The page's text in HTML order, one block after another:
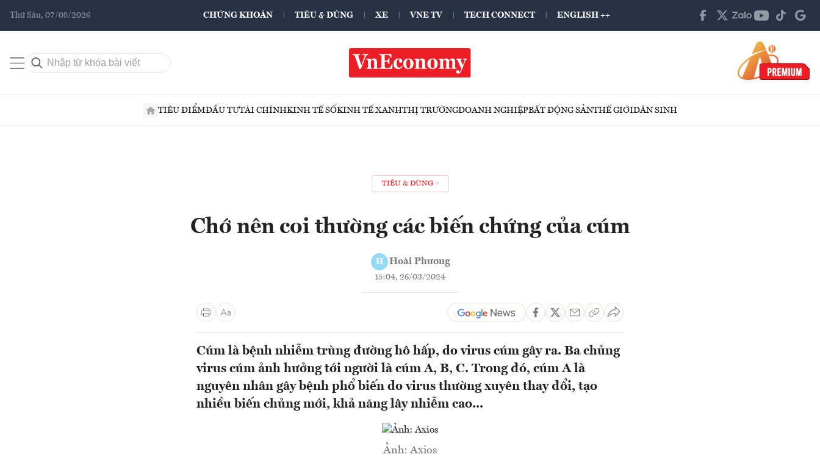
Thứ Sáu, 07/08/2026 CHỨNG KHOÁN TIÊU & DÙNG XE VNE TV TECH CONNECT ENGLISH ++
TIÊU ĐIỂMĐẦU TƯTÀI CHÍNHKINH TẾ SỐKINH TẾ XANHTHỊ TRƯỜNGDOANH NGHIỆPBẤT ĐỘNG SẢNTHẾ GIỚIDÂN SINH
TIÊU & DÙNG
Chớ nên coi thường các biến chứng của cúm
H Hoài Phương
15:04, 26/03/2024
Cúm là bệnh nhiễm trùng đường hô hấp, do virus cúm gây ra. Ba chủng
virus cúm ảnh hưởng tới người là cúm A, B, C. Trong đó, cúm A là
nguyên nhân gây bệnh phổ biến do virus thường xuyên thay đổi, tạo
nhiều biến chủng mới, khả năng lây nhiễm cao...
Ảnh: Axios